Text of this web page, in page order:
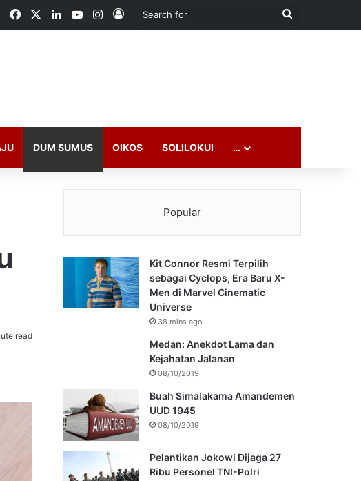
FacebookLinkedInYouTubeInstagram
Log In
Search
DUM SUMUS OIKOS SOLILOKUI …
read
Popular
Kit Connor Resmi Terpilih
sebagai Cyclops, Era Baru X-
Men di Marvel Cinematic
Universe
38 mins ago
Medan: Anekdot Lama dan
Kejahatan Jalanan
08/10/2019
Buah Simalakama Amandemen
UUD 1945
08/10/2019
Pelantikan Jokowi Dijaga 27
Ribu Personel TNI-Polri